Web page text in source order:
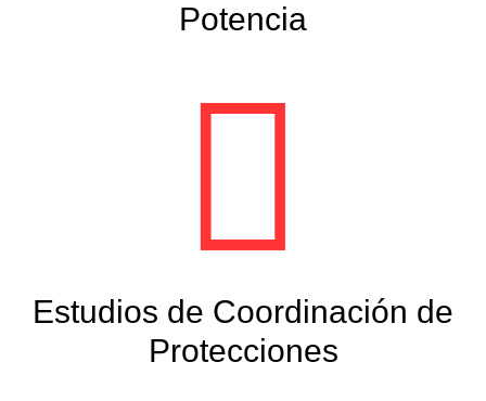
Potencia
Estudios de Coordinación de
Protecciones